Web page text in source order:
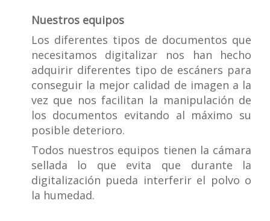
Nuestros equipos
Los diferentes tipos de documentos que
necesitamos digitalizar nos han hecho
adquirir diferentes tipo de escáners para
conseguir la mejor calidad de imagen a la
vez que nos facilitan la manipulación de
los documentos evitando al máximo su
posible deterioro.
Todos nuestros equipos tienen la cámara
sellada lo que evita que durante la
digitalización pueda interferir el polvo o
la humedad.